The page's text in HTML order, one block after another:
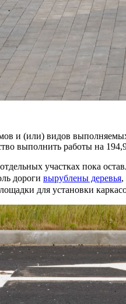
и (или) видов
выполнить работы на
участках пока
дороги вырублены деревья,
для установки